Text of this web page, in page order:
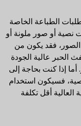
الطباعة الخاصة
نصية أو صور ملونة أو
الصور، فقد يكون من
عالية الجودة
إذا كنت بحاجة إلى
فسيكون استخدام
أقل تكلفة